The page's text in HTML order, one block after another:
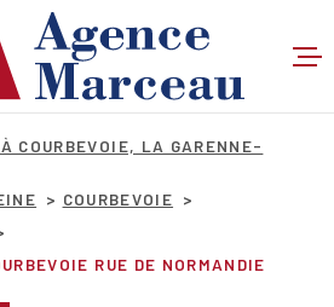
COURBEVOIE, LA GARENNE-
COURBEVOIE
RUE DE NORMANDIE
VOTRE
RECHERCHE
VENTE